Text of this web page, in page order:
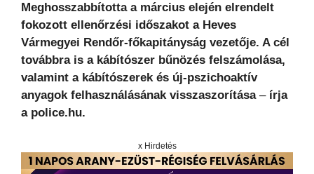
Meghosszabbította a március elején elrendelt
fokozott ellenőrzési időszakot a Heves
Vármegyei Rendőr-főkapitányság vezetője. A cél
továbbra is a kábítószer bűnözés felszámolása,
valamint a kábítószerek és új-pszichoaktív
anyagok felhasználásának visszaszorítása– írja
a police.hu.
x Hirdetés